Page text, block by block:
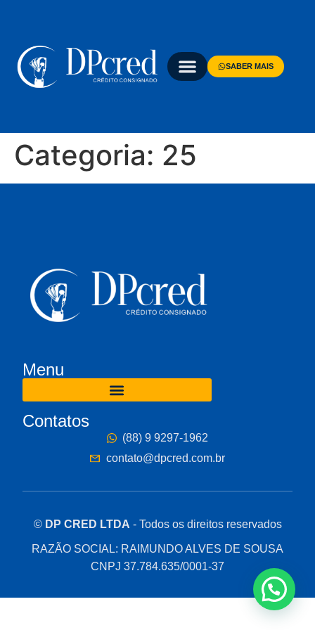
SABER MAIS
Categoria: 25
Menu
Contatos
(88) 9 9297-1962
contato@dpcred.com.br
© DP CRED LTDA - Todos os direitos reservados
RAZÃO SOCIAL: RAIMUNDO ALVES DE SOUSA
CNPJ 37.784.635/0001-37